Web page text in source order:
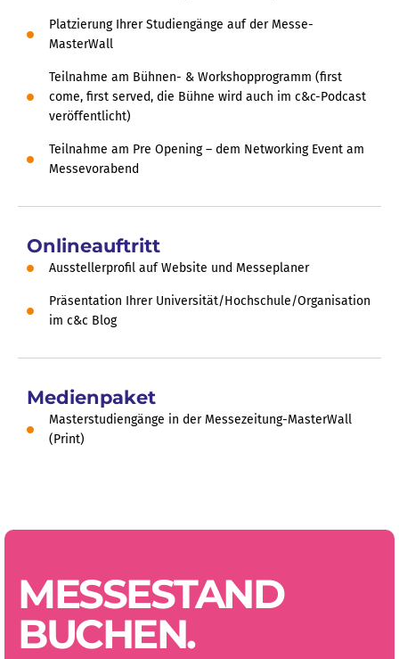
Platzierung Ihrer Studiengänge auf der Messe-
MasterWall
Teilnahme am Bühnen- & Workshopprogramm (first
come, first served, die Bühne wird auch im c&c-Podcast
veröffentlicht)
Teilnahme am Pre Opening – dem Networking Event am
Messevorabend
Onlineauftritt
Ausstellerprofil auf Website und Messeplaner
Präsentation Ihrer Universität/Hochschule/Organisation
im c&c Blog
Medienpaket
Masterstudiengänge in der Messezeitung-MasterWall
(Print)
MESSESTAND
BUCHEN.